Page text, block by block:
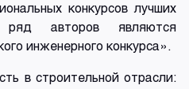
конкурсов лучших
ряд авторов являются
инженерного конкурса».
в строительной отрасли: